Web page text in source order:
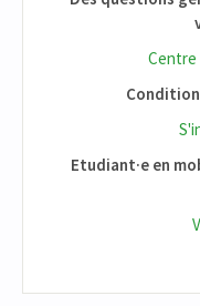
Centre
Etudiant·e en